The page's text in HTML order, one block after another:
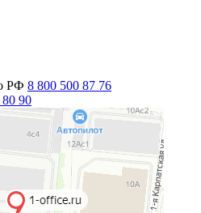
РФ 8 800 500 87 76
90